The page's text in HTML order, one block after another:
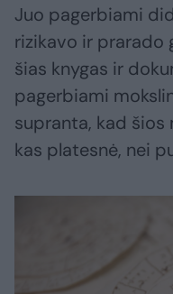
Juo pagerbiami
rizikavo ir prarado
šias knygas ir
pagerbiami
supranta, kad šios
kas platesnė, nei